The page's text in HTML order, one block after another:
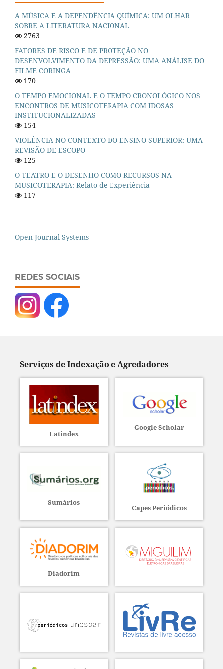
A MÚSICA E A DEPENDÊNCIA QUÍMICA: UM OLHAR
SOBRE A LITERATURA NACIONAL
2763
FATORES DE RISCO E DE PROTEÇÃO NO
DESENVOLVIMENTO DA DEPRESSÃO: UMA ANÁLISE DO
FILME CORINGA
170
O TEMPO EMOCIONAL E O TEMPO CRONOLÓGICO NOS
ENCONTROS DE MUSICOTERAPIA COM IDOSAS
INSTITUCIONALIZADAS
154
VIOLÊNCIA NO CONTEXTO DO ENSINO SUPERIOR: UMA
REVISÃO DE ESCOPO
125
O TEATRO E O DESENHO COMO RECURSOS NA
MUSICOTERAPIA: Relato de Experiência
117
Open Journal Systems
REDES SOCIAIS
Serviços de Indexação e Agredadores
Latindex
Google Scholar
Sumários
Capes Periódicos
Diadorim